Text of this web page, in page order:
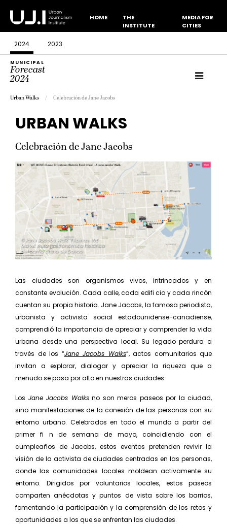
HOME
THE
INSTITUTE
MEDIA FOR
CITIES
2024 2023
MUNICIPAL
Forecast
2024
Urban Walks Celebración de Jane Jacobs
URBAN WALKS
Celebración de Jane Jacobs
©Jane Jacobs Walk. Filipinas: WE
MOVE: Ruta gastronómica histórica
del barrio chino de Davao
Las ciudades son organismos vivos, intrincados y en
constante evolución. Cada calle, cada edifi cio y cada rincón
cuentan su propia historia. Jane Jacobs, la famosa periodista,
urbanista y activista social estadounidense-canadiense,
comprendió la importancia de apreciar y comprender la vida
urbana desde una perspectiva local. Su legado perdura a
través de los “Jane Jacobs Walks”, actos comunitarios que
invitan a explorar, dialogar y apreciar la riqueza que a
menudo se pasa por alto en nuestras ciudades.
Los Jane Jacobs Walksno son meros paseos por la ciudad,
sino manifestaciones de la conexión de las personas con su
entorno urbano. Celebrados en todo el mundo a partir del
primer fi n de semana de mayo, coincidiendo con el
cumpleaños de Jacobs, estos eventos pretenden revivir la
visión de la activista de ciudades centradas en las personas,
donde las comunidades locales moldean activamente su
entorno. Dirigidos por voluntarios locales, estos paseos
comparten anécdotas y puntos de vista sobre los barrios,
fomentando la participación y la comprensión de los retos y
oportunidades a los que se enfrentan las ciudades.